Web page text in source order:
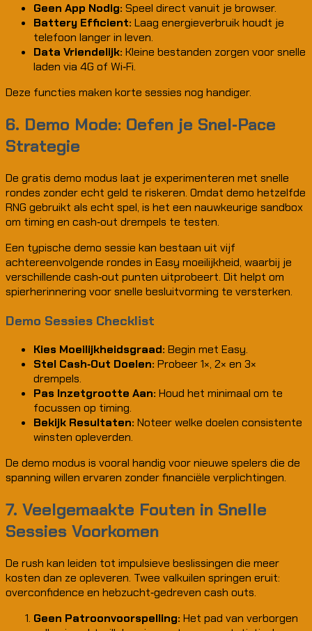
Geen App Nodig: Speel direct vanuit je browser.
Battery Efficient: Laag energieverbruik houdt je
telefoon langer in leven.
Data Vriendelijk: Kleine bestanden zorgen voor snelle
laden via 4G of Wi‑Fi.
Deze functies maken korte sessies nog handiger.
6. Demo Mode: Oefen je Snel‑Pace
Strategie
De gratis demo modus laat je experimenteren met snelle
rondes zonder echt geld te riskeren. Omdat demo hetzelfde
RNG gebruikt als echt spel, is het een nauwkeurige sandbox
om timing en cash‑out drempels te testen.
Een typische demo sessie kan bestaan uit vijf
achtereenvolgende rondes in Easy moeilijkheid, waarbij je
verschillende cash‑out punten uitprobeert. Dit helpt om
spierherinnering voor snelle besluitvorming te versterken.
Demo Sessies Checklist
Kies Moeilijkheidsgraad: Begin met Easy.
Stel Cash‑Out Doelen: Probeer 1×, 2× en 3×
drempels.
Pas Inzetgrootte Aan: Houd het minimaal om te
focussen op timing.
Bekijk Resultaten: Noteer welke doelen consistente
winsten opleverden.
De demo modus is vooral handig voor nieuwe spelers die de
spanning willen ervaren zonder financiële verplichtingen.
7. Veelgemaakte Fouten in Snelle
Sessies Voorkomen
De rush kan leiden tot impulsieve beslissingen die meer
kosten dan ze opleveren. Twee valkuilen springen eruit:
overconfidence en hebzucht‑gedreven cash outs.
Geen Patroonvoorspelling: Het pad van verborgen